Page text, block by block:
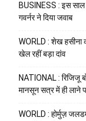
BUSINESS : इस
गवर्नर ने दिया जवाब
WORLD : शेख हसीना
खेल रहीं बड़ा दांव
NATIONAL : रिजिजू
मानसून सत्र में ही लाने
WORLD : होर्मुज़